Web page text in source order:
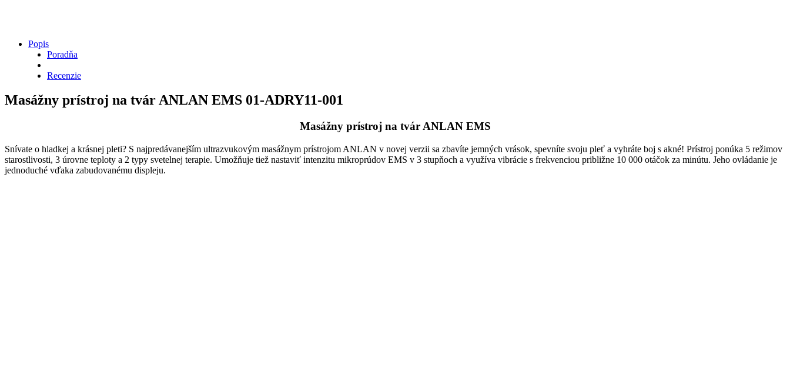
Popis
Poradňa
Recenzie
Masážny prístroj na tvár ANLAN EMS 01-ADRY11-001
Masážny prístroj na tvár ANLAN EMS
Snívate o hladkej a krásnej pleti? S najpredávanejším ultrazvukovým masážnym prístrojom ANLAN v novej verzii sa zbavíte jemných vrások, spevníte svoju pleť a vyhráte boj s akné! Prístroj ponúka 5 režimov
starostlivosti, 3 úrovne teploty a 2 typy svetelnej terapie. Umožňuje tiež nastaviť intenzitu mikroprúdov EMS v 3 stupňoch a využíva vibrácie s frekvenciou približne 10 000 otáčok za minútu. Jeho ovládanie je
jednoduché vďaka zabudovanému displeju.